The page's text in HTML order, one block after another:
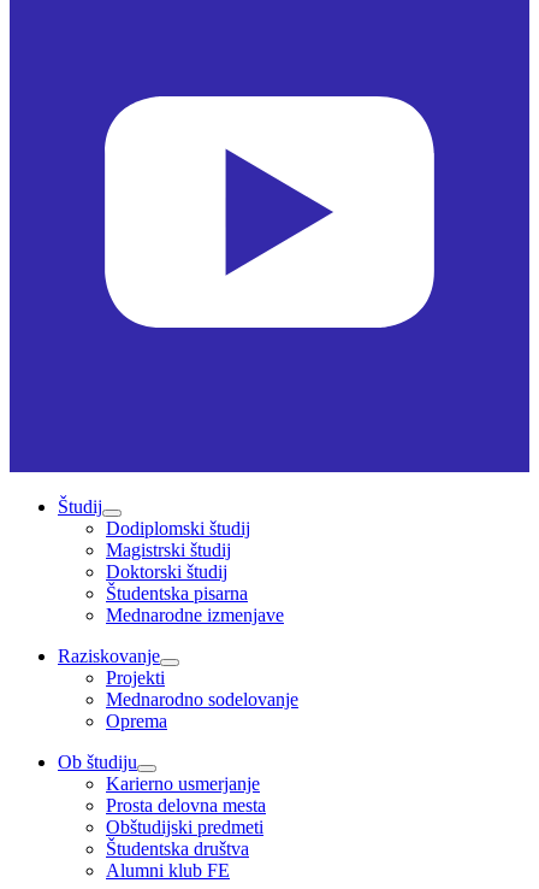
Študij
Dodiplomski študij
Magistrski študij
Doktorski študij
Študentska pisarna
Mednarodne izmenjave
Raziskovanje
Projekti
Mednarodno sodelovanje
Oprema
Ob študiju
Karierno usmerjanje
Prosta delovna mesta
Obštudijski predmeti
Študentska društva
Alumni klub FE